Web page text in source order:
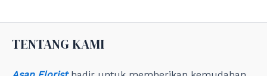
i
s
TENTANG KAMI